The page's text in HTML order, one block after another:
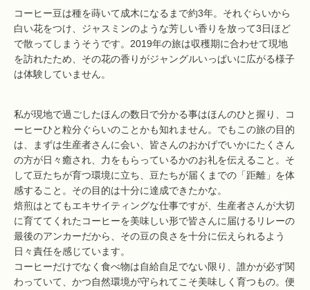
コーヒー豆は種を蒔いて成木になるまで約3年。それぐらいから
白い花をつけ、ジャスミンのような芳しい香りを放って3日ほど
で散ってしまうそうです。2019年の旅は収穫期に合わせて現地
を訪れたため、その花の香りがジャングルいっぱいに広がる様子
は体験していません。
私が現地で過ごしたほんの数日で分かる事はほんのひと握り、コ
ーヒーひと粒分ぐらいのことかも知れません。でもこの旅の目的
は、まずは生産者さんに会い、皆さんのおかげでいかにたくさん
の方が日々癒され、力をもらっているかのお礼を伝えること。そ
して豆たちが育つ環境に立ち、豆たちが届くまでの「距離」を体
感すること。その目的は十分に達成できたかな。
焙煎はとてもエキサイティングな仕事ですが、生産者さんが大切
に育ててくれたコーヒーを美味しい形で皆さんに届けるリレーの
最後のアンカーだから、その豆の良さを十分に伝えられるよう
日々責任を感じています。
コーヒーだけでなく食べ物は自給自足でない限り、誰かが必ず関
わっていて、かつ自然環境が守られてこそ美味しく育つもの。便